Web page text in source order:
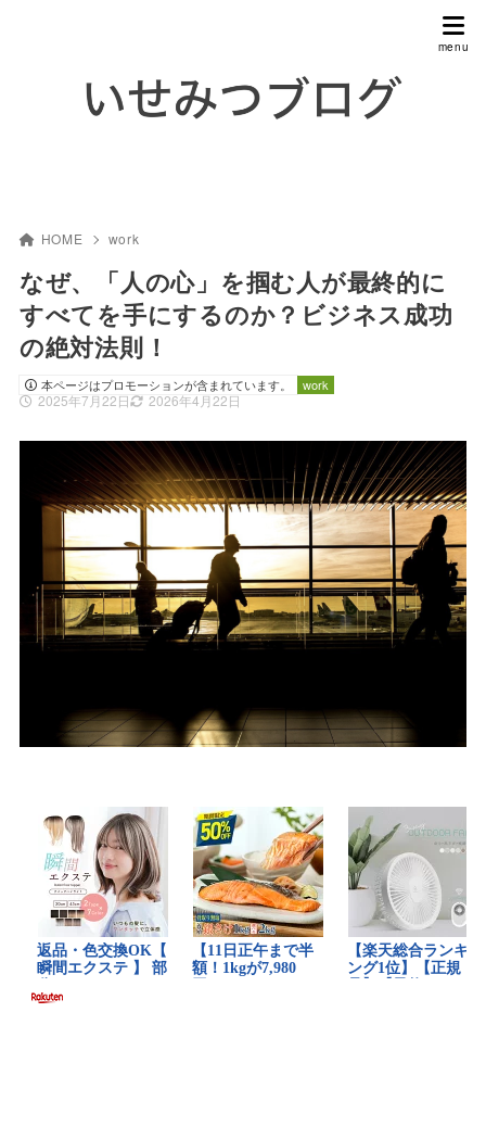
HOME work
なぜ、「人の心」を掴む人が最終的に
すべてを手にするのか？ビジネス成功
の絶対法則！
本ページはプロモーションが含まれています。
2025年7月22日 2026年4月22日
work